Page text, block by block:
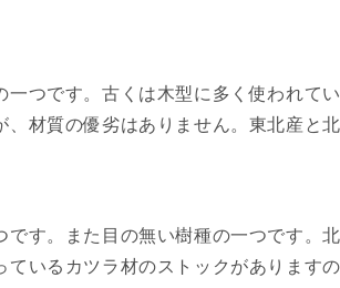
一つです。古くは木型に多く使われ
、材質の優劣はありません。東北産と
です。また目の無い樹種の一つです。
ているカツラ材のストックがあります